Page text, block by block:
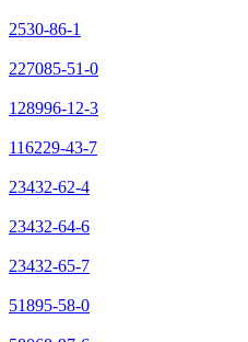
2530-86-1
227085-51-0
128996-12-3
116229-43-7
23432-62-4
23432-64-6
23432-65-7
51895-58-0